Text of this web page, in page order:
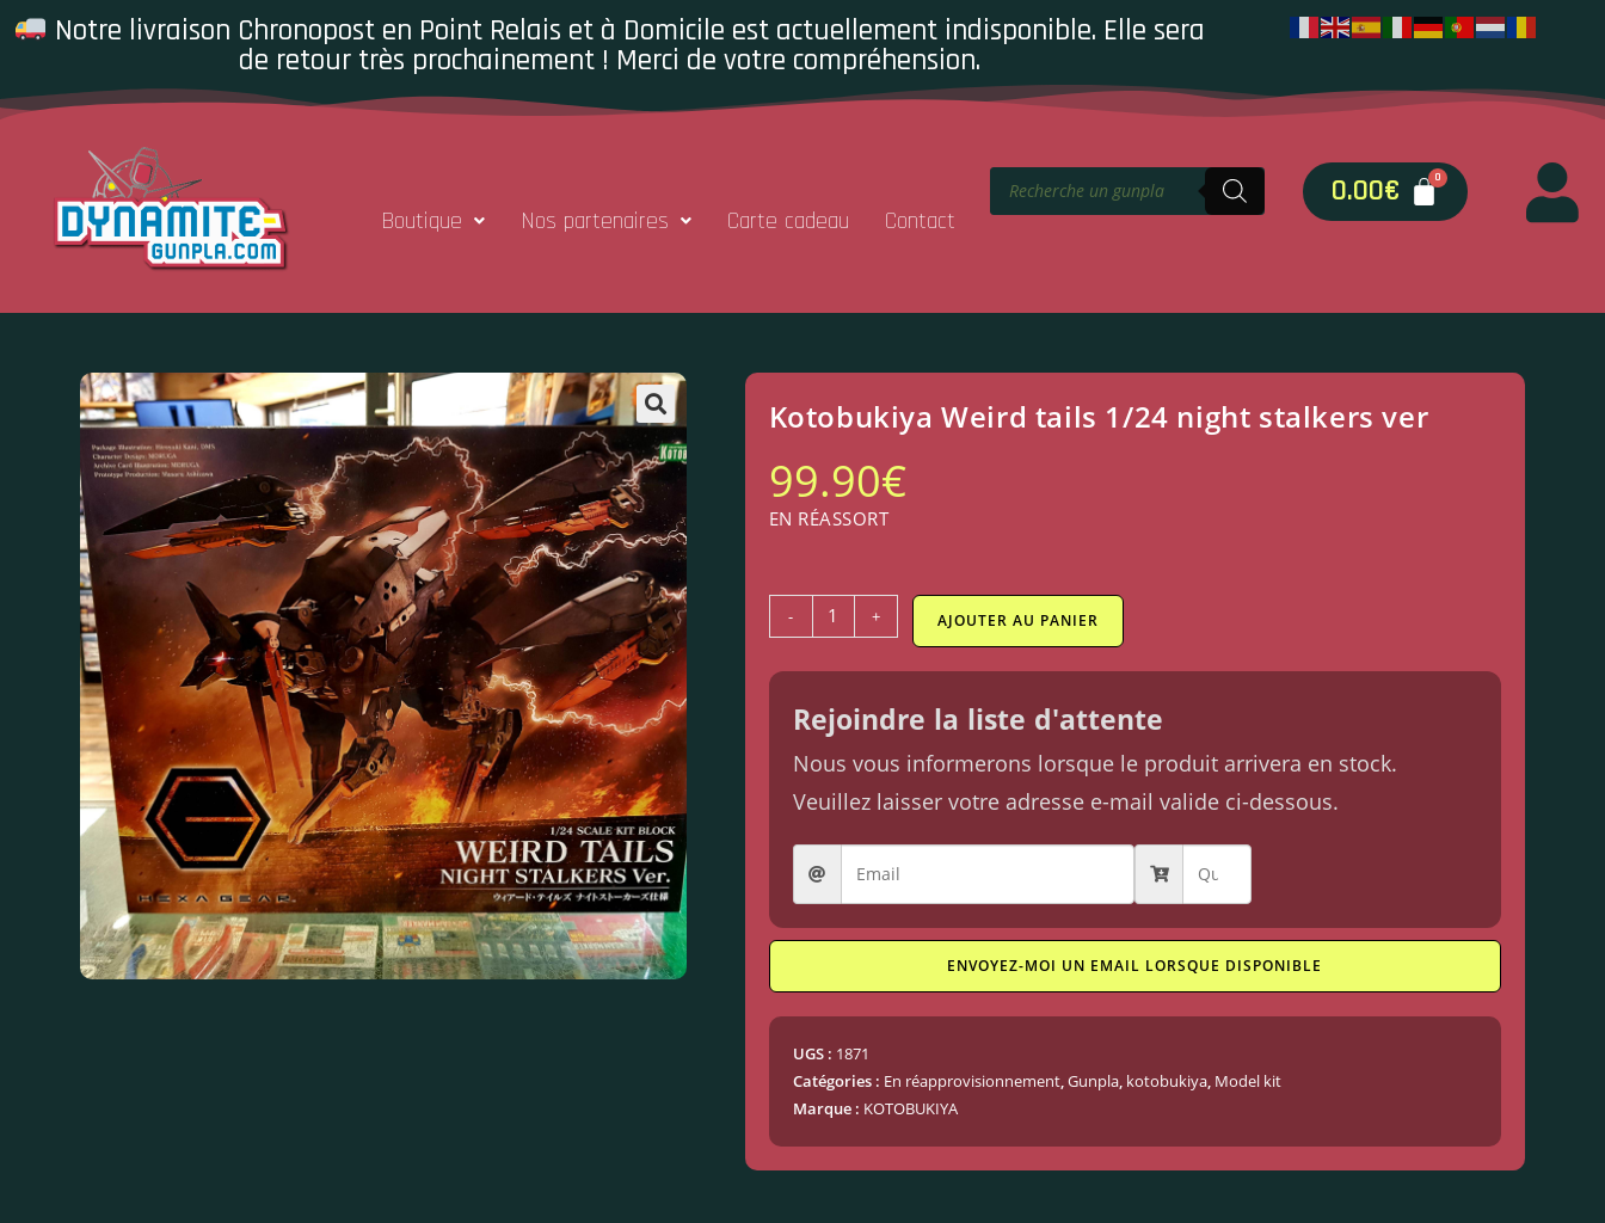
Notre livraison Chronopost en Point Relais et à Domicile est actuellement indisponible. Elle sera
de retour très prochainement ! Merci de votre compréhension.
Boutique Nos partenaires Carte cadeau Contact
0.00€
Kotobukiya Weird tails 1/24 night stalkers ver
99.90€
EN RÉASSORT
- + AJOUTER AU PANIER
Rejoindre la liste d'attente
Nous vous informerons lorsque le produit arrivera en stock.
Veuillez laisser votre adresse e-mail valide ci-dessous.
ENVOYEZ-MOI UN EMAIL LORSQUE DISPONIBLE
UGS : 1871
Catégories : En réapprovisionnement, Gunpla, kotobukiya, Model kit
Marque : KOTOBUKIYA